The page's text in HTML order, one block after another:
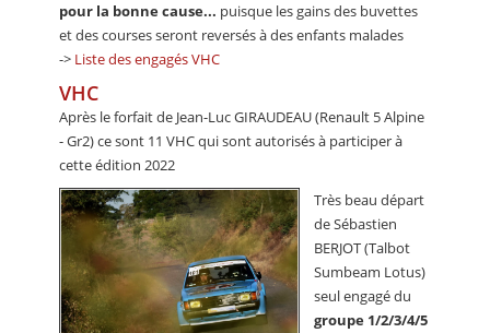
pour la bonne cause... puisque les gains des buvettes
et des courses seront reversés à des enfants malades
-> Liste des engagés VHC
VHC
Après le forfait de Jean-Luc GIRAUDEAU (Renault 5 Alpine
- Gr2) ce sont 11 VHC qui sont autorisés à participer à
cette édition 2022
Très beau départ
de Sébastien
BERJOT (Talbot
Sumbeam Lotus)
seul engagé du
groupe 1/2/3/4/5